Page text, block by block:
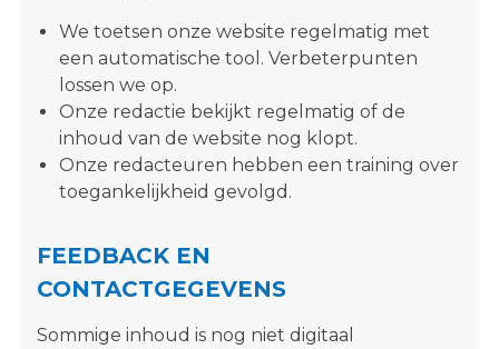
We toetsen onze website regelmatig met
een automatische tool. Verbeterpunten
lossen we op.
Onze redactie bekijkt regelmatig of de
inhoud van de website nog klopt.
Onze redacteuren hebben een training over
toegankelijkheid gevolgd.
FEEDBACK EN
CONTACTGEGEVENS
Sommige inhoud is nog niet digitaal